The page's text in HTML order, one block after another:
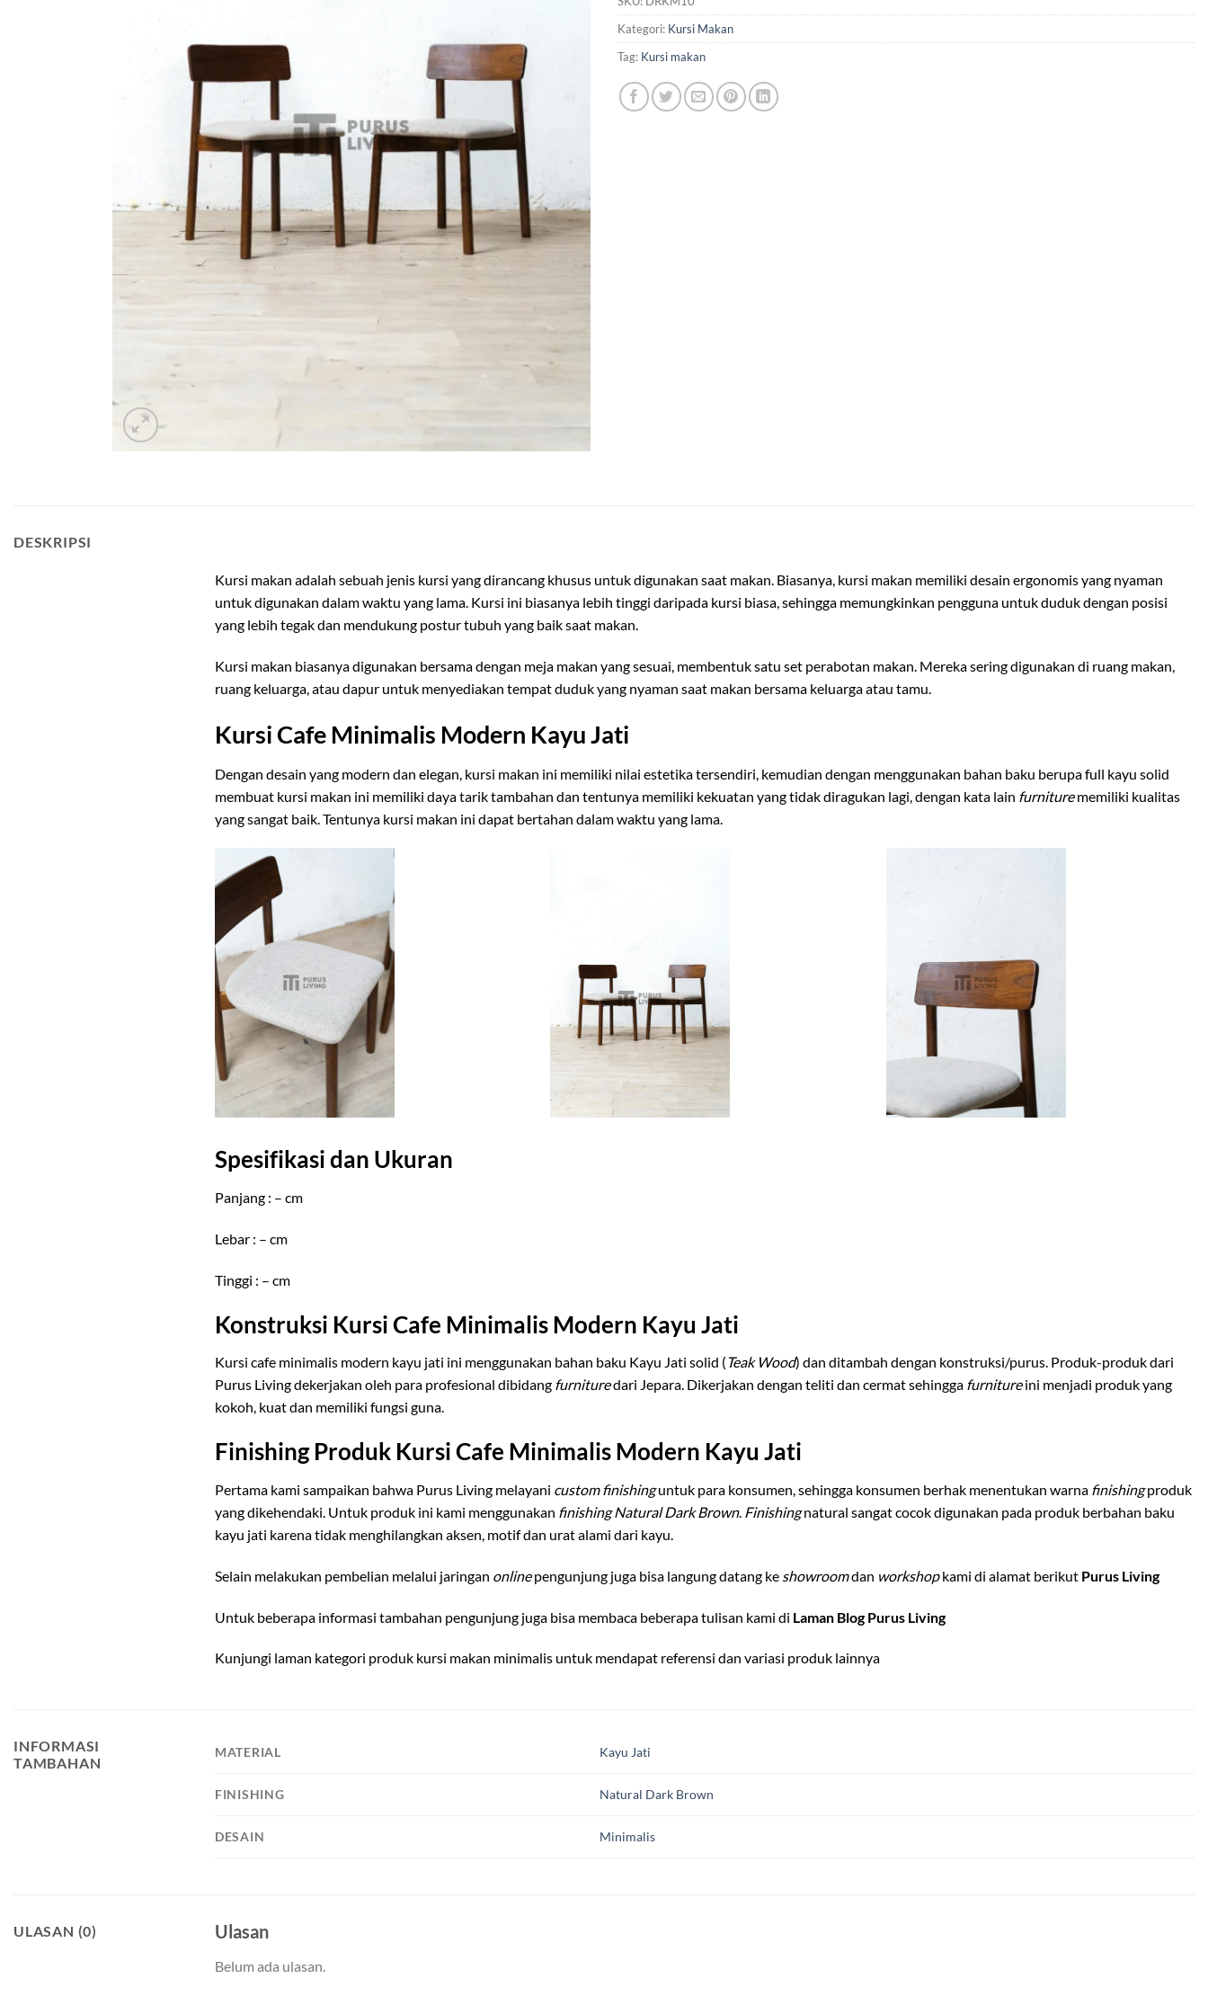
Kategori: Kursi Makan
Tag: Kursi makan
DESKRIPSI
Kursi makan adalah sebuah jenis kursi yang dirancang khusus untuk digunakan saat makan. Biasanya, kursi makan memiliki desain ergonomis yang nyaman
untuk digunakan dalam waktu yang lama. Kursi ini biasanya lebih tinggi daripada kursi biasa, sehingga memungkinkan pengguna untuk duduk dengan posisi
yang lebih tegak dan mendukung postur tubuh yang baik saat makan.
Kursi makan biasanya digunakan bersama dengan meja makan yang sesuai, membentuk satu set perabotan makan. Mereka sering digunakan di ruang makan,
ruang keluarga, atau dapur untuk menyediakan tempat duduk yang nyaman saat makan bersama keluarga atau tamu.
Kursi Cafe Minimalis Modern Kayu Jati
Dengan desain yang modern dan elegan, kursi makan ini memiliki nilai estetika tersendiri, kemudian dengan menggunakan bahan baku berupa full kayu solid
membuat kursi makan ini memiliki daya tarik tambahan dan tentunya memiliki kekuatan yang tidak diragukan lagi, dengan kata lain furniturememiliki kualitas
yang sangat baik. Tentunya kursi makan ini dapat bertahan dalam waktu yang lama.
Spesifikasi dan Ukuran
Panjang : – cm
Lebar : – cm
Tinggi : – cm
Konstruksi Kursi Cafe Minimalis Modern Kayu Jati
Kursi cafe minimalis modern kayu jati ini menggunakan bahan baku Kayu Jati solid (Teak Wood) dan ditambah dengan konstruksi/purus. Produk-produk dari
Purus Living dekerjakan oleh para profesional dibidang furnituredari Jepara. Dikerjakan dengan teliti dan cermat sehingga furnitureini menjadi produk yang
kokoh, kuat dan memiliki fungsi guna.
Finishing Produk Kursi Cafe Minimalis Modern Kayu Jati
Pertama kami sampaikan bahwa Purus Living melayani custom finishinguntuk para konsumen, sehingga konsumen berhak menentukan warna finishingproduk
yang dikehendaki. Untuk produk ini kami menggunakan finishing Natural Dark Brown. Finishingnatural sangat cocok digunakan pada produk berbahan baku
kayu jati karena tidak menghilangkan aksen, motif dan urat alami dari kayu.
Selain melakukan pembelian melalui jaringan onlinepengunjung juga bisa langung datang ke showroomdan workshopkami di alamat berikut Purus Living
Untuk beberapa informasi tambahan pengunjung juga bisa membaca beberapa tulisan kami di Laman Blog Purus Living
Kunjungi laman kategori produk kursi makan minimalis untuk mendapat referensi dan variasi produk lainnya
INFORMASI
TAMBAHAN
MATERIAL Kayu Jati
FINISHING Natural Dark Brown
DESAIN Minimalis
ULASAN (0) Ulasan
Belum ada ulasan.